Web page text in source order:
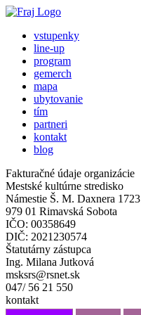
vstupenky
line-up
program
gemerch
mapa
ubytovanie
tím
partneri
kontakt
blog
Fakturačné údaje organizácie
Mestské kultúrne stredisko
Námestie Š. M. Daxnera 1723
979 01 Rimavská Sobota
IČO: 00358649
DIČ: 2021230574
Štatutárny zástupca
Ing. Milana Jutková
msksrs@rsnet.sk
047/ 56 21 550
kontakt
info@fraj.sk